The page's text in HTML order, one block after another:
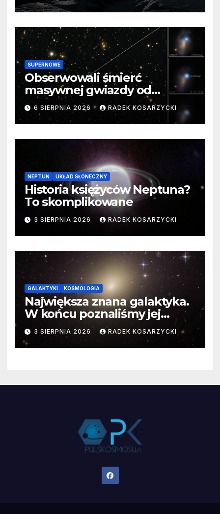
SUPERNOWE
Obserwowali śmierć
masywnej gwiazdy od
samego początku. Niezwykle
cenne dane
6 SIERPNIA 2026 RADEK KOSARZYCKI
NEPTUN UKŁAD SŁONECZNY
Historia księżyców Neptuna?
To skomplikowane
3 SIERPNIA 2026 RADEK KOSARZYCKI
GALAKTYKI KOSMOLOGIA
Największa znana galaktyka.
W końcu poznaliśmy jej
faktyczne wymiary
3 SIERPNIA 2026 RADEK KOSARZYCKI